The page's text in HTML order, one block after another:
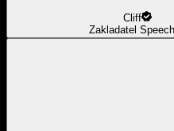
Cliff
Zakladatel